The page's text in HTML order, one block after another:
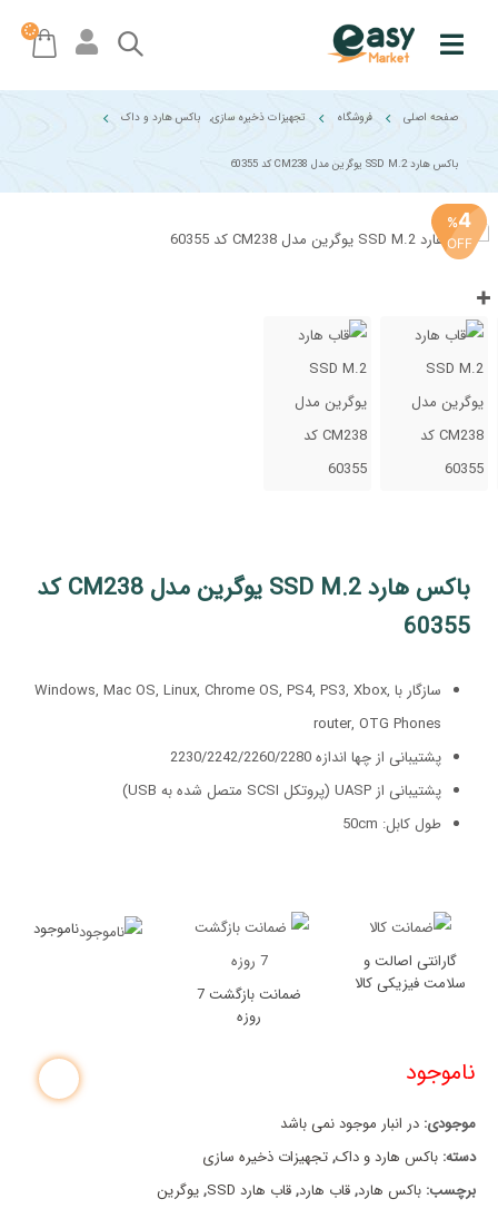
صفحه اصلی فروشگاه تجهیزات ذخیره سازی, باکس هارد و داک
باکس هارد SSD M.2 یوگرین مدل CM238 کد 60355
باکس هارد SSD M.2 یوگرین مدل CM238 کد
60355
سازگار با Windows, Mac OS, Linux, Chrome OS, PS4, PS3, Xbox,
router, OTG Phones
پشتیبانی از چها اندازه 2230/2242/2260/2280
پشتیبانی از UASP (پروتکل SCSI متصل شده به USB)
طول کابل: 50cm
گارانتی اصالت و
سلامت فیزیکی کالا
ضمانت بازگشت 7
روزه
ناموجود
4
%
OFF
ناموجود
موجودی: در انبار موجود نمی باشد
دسته: باکس هارد و داک,تجهیزات ذخیره سازی
برچسب: باکس هارد,قاب هارد,قاب هارد SSD ,یوگرین